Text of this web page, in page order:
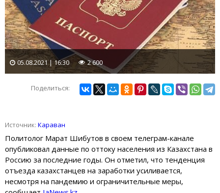
05.08.2021 | 16:30 2 600
Поделиться:
Источник: Караван
Политолог Марат Шибутов в своем телеграм-канале
опубликовал данные по оттоку населения из Казахстана в
Россию за последние годы. Он отметил, что тенденция
отъезда казахстанцев на заработки усиливается,
несмотря на пандемию и ограничительные меры,